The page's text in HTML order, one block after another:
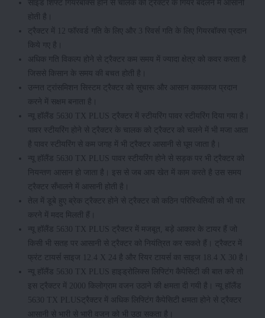
साइड शिफ्ट गियरबॉक्स होने से चालक को ट्रैक्टर के गियर बदलने में आसानी
होती है।
ट्रैक्टर में 12 फॉरवर्ड गति के लिए और 3 रिवर्स गति के लिए गियरबॉक्स प्रदान
किये गए है।
अधिक गति विकल्प होने से ट्रैक्टर कम समय में ज्यादा क्षेत्र को कवर करता है
जिससे किसान के समय की बचत होती है।
उन्नत ट्रांसमिशन सिस्टम ट्रैक्टर को सुचारू और आसान कामकाज प्रदान
करने में सक्षम बनाता है।
न्यू हॉलैंड 5630 TX PLUS ट्रैक्टर में स्टीयरिंग पावर स्टीयरिंग दिया गया है।
पावर स्टीयरिंग होने से ट्रैक्टर के चालक को ट्रैक्टर को चलने में भी मजा आता
है पावर स्टीयरिंग से कम जगह में भी ट्रैक्टर आसानी से घूम जाता है।
न्यू हॉलैंड 5630 TX PLUS पावर स्टीयरिंग होने से सड़क पर भी ट्रैक्टर को
नियन्तण आसान हो जाता है। इस से जब आप खेत में काम करते है उस समय
ट्रैक्टर सँभालने में आसानी होती है।
तेल में डूबे हुए ब्रेक ट्रैक्टर होने से ट्रैक्टर को कठिन परिस्थितियों को भी पार
करने में मदद मिलती हैं।
न्यू हॉलैंड 5630 TX PLUS ट्रैक्टर में मजबूत, बड़े आकार के टायर हैं जो
किसी भी सतह पर आसानी से ट्रैक्टर को नियंत्रित कर सकते हैं। ट्रैक्टर में
फ्रंट टायर्स साइज 12.4 X 24 है और रियर टायर्स का साइज 18.4 X 30 है।
न्यू हॉलैंड 5630 TX PLUS हाइड्रोलिक्स लिफ्टिंग कैपेसिटी की बात करे तो
इस ट्रैक्टर में 2000 किलोग्राम वजन उठाने की क्षमता दी गयी है। न्यू हॉलैंड
5630 TX PLUSट्रैक्टर में अधिक लिफ्टिंग कैपेसिटी क्षमता होने से ट्रैक्टर
आसानी से भारी से भारी वजन को भी उठा सकता है।